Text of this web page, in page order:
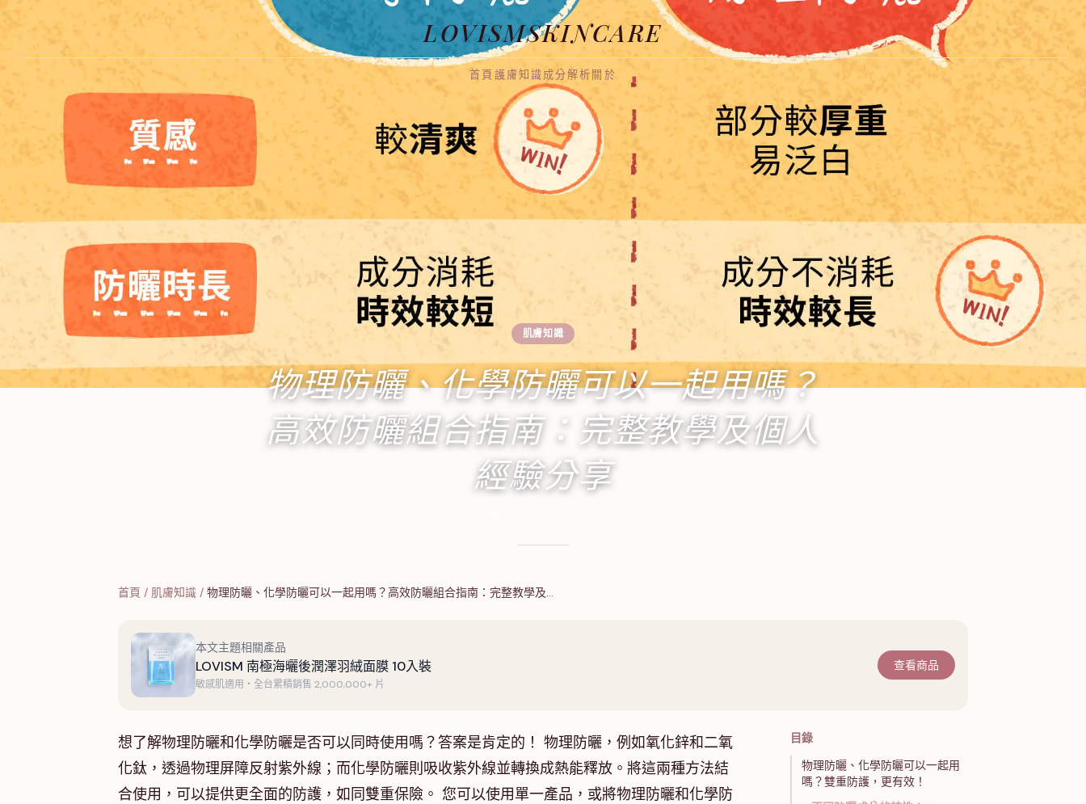
LOVISMSKINCARE
首頁 護膚知識成分解析 關於
肌膚知識
物理防曬、化學防曬可以一起用嗎？
高效防曬組合指南：完整教學及個人
經驗分享
首頁 / 肌膚知識 / 物理防曬、化學防曬可以一起用嗎？高效防曬組合指南：完整教學及…
本文主題相關產品
LOVISM 南極海曬後潤澤羽絨面膜 10入裝
敏感肌適用・全台累積銷售 2,000,000+ 片
查看商品
想了解物理防曬和化學防曬是否可以同時使用嗎？答案是肯定的！ 物理防曬，例如氧化鋅和二氧
化鈦，透過物理屏障反射紫外線；而化學防曬則吸收紫外線並轉換成熱能釋放。將這兩種方法結
合使用，可以提供更全面的防護，如同雙重保險。 您可以使用單一產品，或將物理防曬和化學防
目錄
物理防曬、化學防曬可以一起用
嗎？雙重防護，更有效！